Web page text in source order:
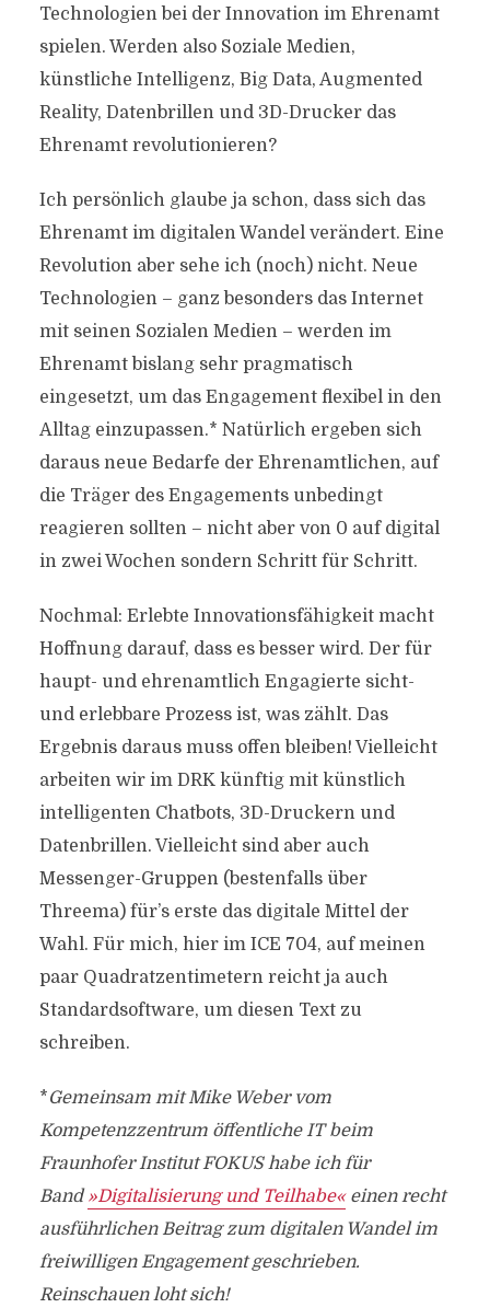
Technologien bei der Innovation im Ehrenamt
spielen. Werden also Soziale Medien,
künstliche Intelligenz, Big Data, Augmented
Reality, Datenbrillen und 3D-Drucker das
Ehrenamt revolutionieren?
Ich persönlich glaube ja schon, dass sich das
Ehrenamt im digitalen Wandel verändert. Eine
Revolution aber sehe ich (noch) nicht. Neue
Technologien – ganz besonders das Internet
mit seinen Sozialen Medien – werden im
Ehrenamt bislang sehr pragmatisch
eingesetzt, um das Engagement flexibel in den
Alltag einzupassen.* Natürlich ergeben sich
daraus neue Bedarfe der Ehrenamtlichen, auf
die Träger des Engagements unbedingt
reagieren sollten – nicht aber von 0 auf digital
in zwei Wochen sondern Schritt für Schritt.
Nochmal: Erlebte Innovationsfähigkeit macht
Hoffnung darauf, dass es besser wird. Der für
haupt- und ehrenamtlich Engagierte sicht-
und erlebbare Prozess ist, was zählt. Das
Ergebnis daraus muss offen bleiben! Vielleicht
arbeiten wir im DRK künftig mit künstlich
intelligenten Chatbots, 3D-Druckern und
Datenbrillen. Vielleicht sind aber auch
Messenger-Gruppen (bestenfalls über
Threema) für’s erste das digitale Mittel der
Wahl. Für mich, hier im ICE 704, auf meinen
paar Quadratzentimetern reicht ja auch
Standardsoftware, um diesen Text zu
schreiben.
*Gemeinsam mit Mike Weber vom
Kompetenzzentrum öffentliche IT beim
Fraunhofer Institut FOKUS habe ich für
Band»Digitalisierung und Teilhabe«einen recht
ausführlichen Beitrag zum digitalen Wandel im
freiwilligen Engagement geschrieben.
Reinschauen loht sich!